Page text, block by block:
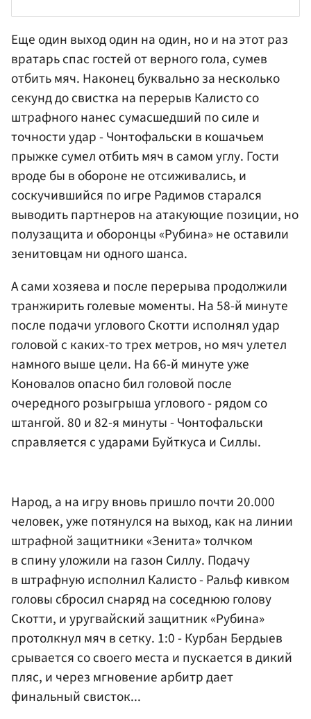
Еще один выход один на один, но и на этот раз
вратарь спас гостей от верного гола, сумев
отбить мяч. Наконец буквально за несколько
секунд до свистка на перерыв Калисто со
штрафного нанес сумасшедший по силе и
точности удар - Чонтофальски в кошачьем
прыжке сумел отбить мяч в самом углу. Гости
вроде бы в обороне не отсиживались, и
соскучившийся по игре Радимов старался
выводить партнеров на атакующие позиции, но
полузащита и оборонцы «Рубина» не оставили
зенитовцам ни одного шанса.
А сами хозяева и после перерыва продолжили
транжирить голевые моменты. На 58-й минуте
после подачи углового Скотти исполнял удар
головой с каких-то трех метров, но мяч улетел
намного выше цели. На 66-й минуте уже
Коновалов опасно бил головой после
очередного розыгрыша углового - рядом со
штангой. 80 и 82-я минуты - Чонтофальски
справляется с ударами Буйткуса и Силлы.
Народ, а на игру вновь пришло почти 20.000
человек, уже потянулся на выход, как на линии
штрафной защитники «Зенита» толчком
в спину уложили на газон Силлу. Подачу
в штрафную исполнил Калисто - Ральф кивком
головы сбросил снаряд на соседнюю голову
Скотти, и уругвайский защитник «Рубина»
протолкнул мяч в сетку. 1:0 - Курбан Бердыев
срывается со своего места и пускается в дикий
пляс, и через мгновение арбитр дает
финальный свисток...